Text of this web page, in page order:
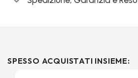
SPESSO ACQUISTATI INSIEME: